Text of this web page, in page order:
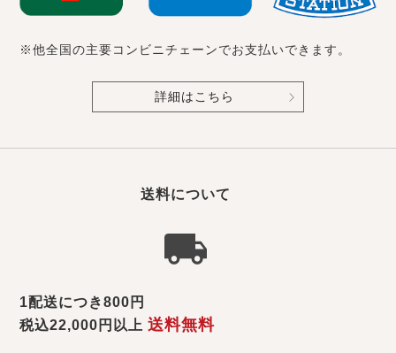
※他全国の主要コンビニチェーンでお支払いできます。
詳細はこちら
送料について
1配送につき800円
税込22,000円以上送料無料